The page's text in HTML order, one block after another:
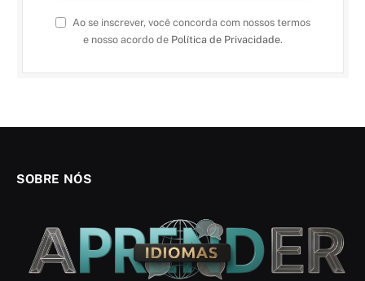
Ao se inscrever, você concorda com nossos termos
e nosso acordo de Política de Privacidade.
SOBRE NÓS